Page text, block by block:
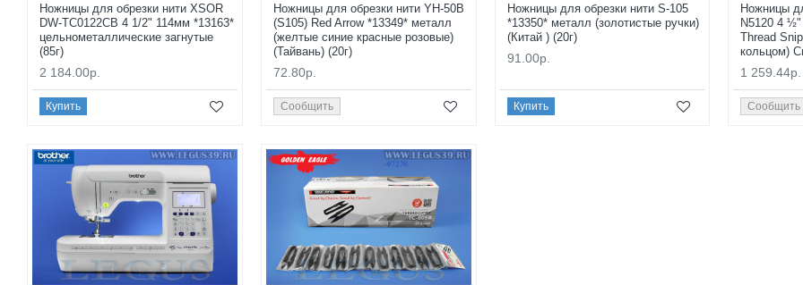
Ножницы для обрезки нити XSOR
DW-TC0122CB 4 1/2" 114мм *13163*
цельнометаллические загнутые
(85г)
2 184.00р.
Купить
Ножницы для обрезки нити YH-50B
(S105) Red Arrow *13349* металл
(желтые синие красные розовые)
(Тайвань) (20г)
72.80р.
Сообщить
Ножницы для обрезки нити S-105
*13350* металл (золотистые ручки)
(Китай ) (20г)
91.00р.
Купить
Ножницы
N5120 4
Thread
кольцом)
1 259.44р.
Сообщить